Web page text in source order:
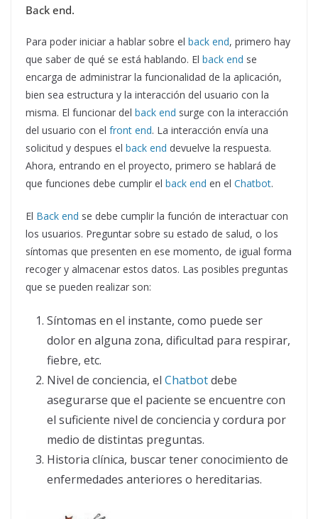
Back end.
Para poder iniciar a hablar sobre el back end, primero hay
que saber de qué se está hablando. El back end se
encarga de administrar la funcionalidad de la aplicación,
bien sea estructura y la interacción del usuario con la
misma. El funcionar del back end surge con la interacción
del usuario con el front end. La interacción envía una
solicitud y despues el back end devuelve la respuesta.
Ahora, entrando en el proyecto, primero se hablará de
que funciones debe cumplir el back end en el Chatbot.
El Back end se debe cumplir la función de interactuar con
los usuarios. Preguntar sobre su estado de salud, o los
síntomas que presenten en ese momento, de igual forma
recoger y almacenar estos datos. Las posibles preguntas
que se pueden realizar son:
Síntomas en el instante, como puede ser
dolor en alguna zona, dificultad para respirar,
fiebre, etc.
Nivel de conciencia, el Chatbotdebe
asegurarse que el paciente se encuentre con
el suficiente nivel de conciencia y cordura por
medio de distintas preguntas.
Historia clínica, buscar tener conocimiento de
enfermedades anteriores o hereditarias.